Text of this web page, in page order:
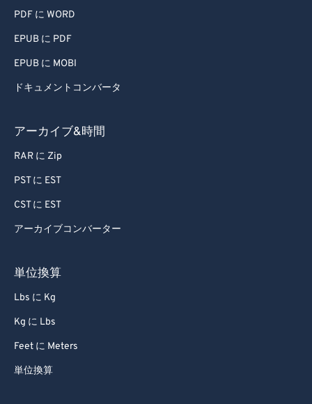
PDF に WORD
EPUB に PDF
EPUB に MOBI
ドキュメントコンバータ
アーカイブ&時間
RAR に Zip
PST に EST
CST に EST
アーカイブコンバーター
単位換算
Lbs に Kg
Kg に Lbs
Feet に Meters
単位換算